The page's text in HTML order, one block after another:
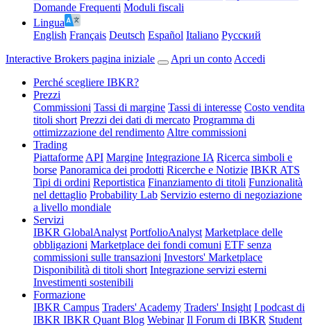
Domande Frequenti Moduli fiscali
Lingua
English Français Deutsch Español Italiano Pусский
Interactive Brokers pagina iniziale
Apri un conto Accedi
Perché scegliere IBKR?
Prezzi
Commissioni Tassi di margine Tassi di interesse Costo vendita
titoli short Prezzi dei dati di mercato Programma di
ottimizzazione del rendimento Altre commissioni
Trading
Piattaforme API Margine Integrazione IA Ricerca simboli e
borse Panoramica dei prodotti Ricerche e Notizie IBKR ATS
Tipi di ordini Reportistica Finanziamento di titoli Funzionalità
nel dettaglio Probability Lab Servizio esterno di negoziazione
a livello mondiale
Servizi
IBKR GlobalAnalyst PortfolioAnalyst Marketplace delle
obbligazioni Marketplace dei fondi comuni ETF senza
commissioni sulle transazioni Investors' Marketplace
Disponibilità di titoli short Integrazione servizi esterni
Investimenti sostenibili
Formazione
IBKR Campus Traders' Academy Traders' Insight I podcast di
IBKR IBKR Quant Blog Webinar Il Forum di IBKR Student